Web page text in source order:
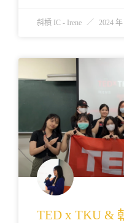
斜槓 IC - Irene 2024 年
TED x TKU &